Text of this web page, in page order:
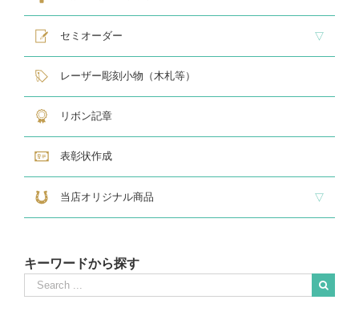
レリーフ交換式各種
民生・緑十字専用楯
自衛隊専用
警察消防関連メダル
セミオーダー
サンドブラスト
レーザー彫刻楯
フルカラーダイレクトプリント
インクジェットプリントエポ
オリジナル木札
レーザー彫刻小物（木札等）
リボン記章
表彰状作成
当店オリジナル商品
キーワードから探す
Search
for: